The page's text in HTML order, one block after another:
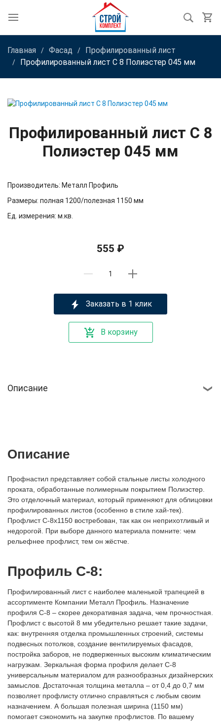
Главная Фасад
Профилированный лист
Профилированный лист С 8 Полиэстер 045 мм
Профилированный лист С 8
Полиэстер 045 мм
Производитель: Металл Профиль
Размеры: полная 1200/полезная 1150 мм
Ед. измерения: м.кв.
555 ₽
Заказать в 1 клик
В корзину
Описание
Описание
Профнастил представляет собой стальные листы холодного
проката, обработанные полимерным покрытием Полиэстер.
Это отделочный материал, который применяют для облицовки
профилированных листов (особенно в стиле хай-тек).
Профлист С-8x1150 востребован, так как он неприхотливый и
недорогой. При выборе данного материала помните: чем
рельефнее профлист, тем он жёстче.
Профиль С-8:
Профилированный лист с наиболее маленькой трапецией в
ассортименте Компании Металл Профиль. Назначение
профиля С-8 – скорее декоративная задача, чем прочностная.
Профлист с высотой 8 мм убедительно решает такие задачи,
как: внутренняя отделка промышленных строений, системы
подвесных потолков, создание вентилируемых фасадов,
постройка заборов, не подверженных высоким климатическим
нагрузкам. Зеркальная форма профиля делает С-8
универсальным материалом для разнообразных дизайнерских
замыслов. Достаточная толщина металла – от 0,4 до 0,7 мм
позволяет профлисту отлично справляться с любым своим
назначением. А большая полезная ширина (1150 мм)
помогает сэкономить на закупке профлистов. По вашему